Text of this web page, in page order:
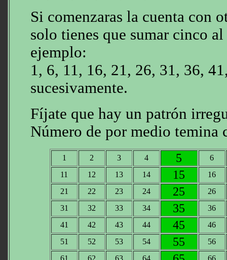
Si comenzaras la cuenta con
solo tienes que sumar cinco
ejemplo:
1, 6, 11, 16, 21, 26, 31, 36,
sucesivamente.
Fíjate que hay un patrón
Número de por medio
1 2 3 4 5
6
11
12 13 14 15
16
21
22 23 24 25
26
31
32 33 34 35
36
41
42 43 44 45
46
51
52 53 54 55
56
61
62 63 64
66